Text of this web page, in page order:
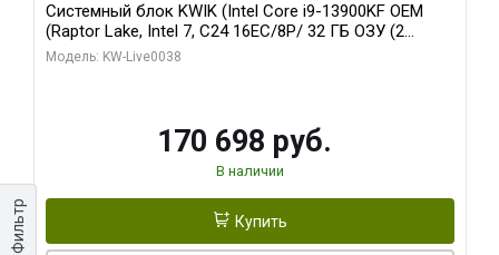
Фильтр
Системный блок KWIK (Intel Core i9-13900KF OEM
(Raptor Lake, Intel 7, C24 16EC/8P/ 32 ГБ ОЗУ (2
модуля)/ Gigabyte RX9070XT GAMING OC 16GB GDDR6
Модель: KW-Live0038
170 698 руб.
В наличии
Купить